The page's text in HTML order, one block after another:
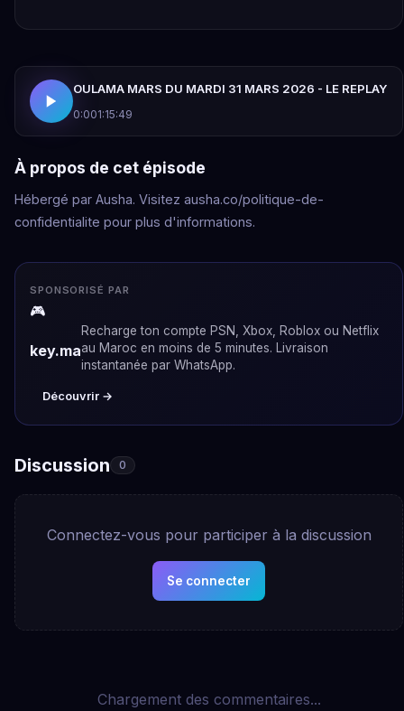
OULAMA MARS DU MARDI 31 MARS 2026 - LE REPLAY
0:001:15:49
À propos de cet épisode
Hébergé par Ausha. Visitez ausha.co/politique-de-
confidentialite pour plus d'informations.
SPONSORISÉ PAR
🎮
key.ma
Recharge ton compte PSN, Xbox, Roblox ou Netflix
au Maroc en moins de 5 minutes. Livraison
instantanée par WhatsApp.
Découvrir →
Discussion 0
Connectez-vous pour participer à la discussion
Se connecter
Chargement des commentaires...